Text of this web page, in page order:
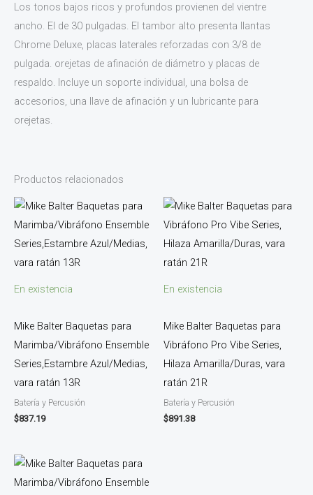
Los tonos bajos ricos y profundos provienen del vientre
ancho. El de 30 pulgadas. El tambor alto presenta llantas
Chrome Deluxe, placas laterales reforzadas con 3/8 de
pulgada. orejetas de afinación de diámetro y placas de
respaldo. Incluye un soporte individual, una bolsa de
accesorios, una llave de afinación y un lubricante para
orejetas.
Productos relacionados
En existencia
Mike Balter Baquetas para
Marimba/Vibráfono Ensemble
Series,Estambre Azul/Medias,
vara ratán 13R
Batería y Percusión
$837.19
En existencia
Mike Balter Baquetas para
Vibráfono Pro Vibe Series,
Hilaza Amarilla/Duras, vara
ratán 21R
Batería y Percusión
$891.38